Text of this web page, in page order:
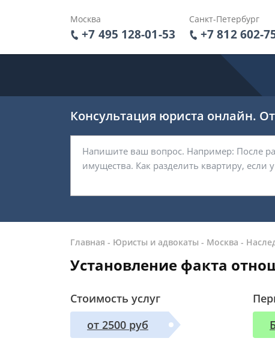
Москва
+7 495 128-01-53
Санкт-Петербург
+7 812 602-
Консультация юриста онлайн.
Главная - Юристы и адвокаты - Москва -
Установление факта
Стоимость услуг
от 2500 руб